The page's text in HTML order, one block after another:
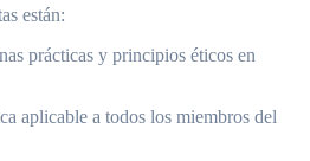
están:
prácticas y principios éticos en
aplicable a todos los miembros del